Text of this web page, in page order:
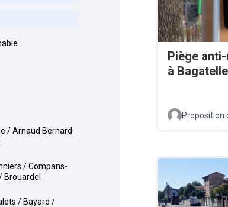
Piège
à Bagatelle
Proposition